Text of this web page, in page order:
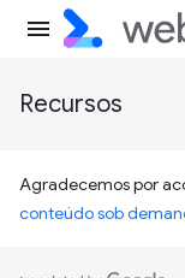
Recursos
Agradecemos por
conteúdo sob